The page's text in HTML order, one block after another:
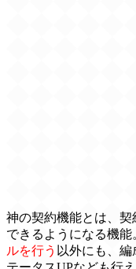
神の契約機能とは、
できるようになる機能
ルを行う 以外にも、